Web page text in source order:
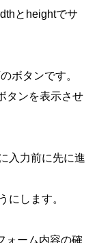
とheightでサ
ボタンです。
タンを表示させ
入力前に先に進
にします。
ォーム内容の確